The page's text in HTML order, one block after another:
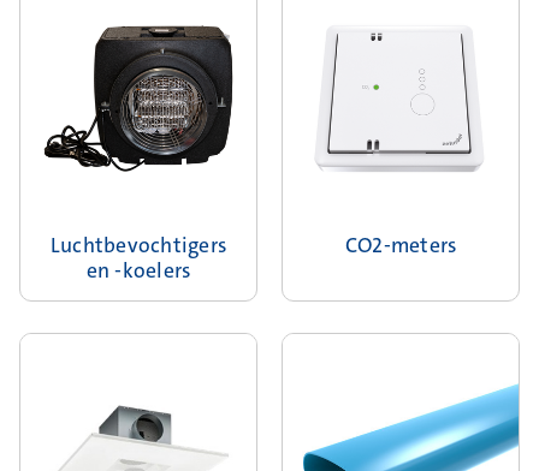
Luchtbevochtigers
en -koelers
CO2-meters